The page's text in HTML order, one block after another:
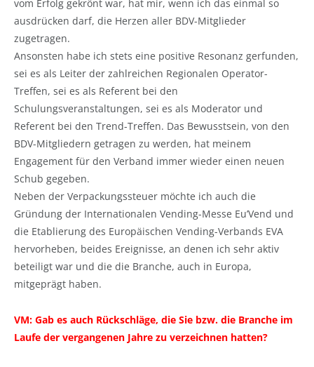
vom Erfolg gekrönt war, hat mir, wenn ich das einmal so
ausdrücken darf, die Herzen aller BDV-Mitglieder
zugetragen.
Ansonsten habe ich stets eine positive Resonanz gerfunden,
sei es als Leiter der zahlreichen Regionalen Operator-
Treffen, sei es als Referent bei den
Schulungsveranstaltungen, sei es als Moderator und
Referent bei den Trend-Treffen. Das Bewusstsein, von den
BDV-Mitgliedern getragen zu werden, hat meinem
Engagement für den Verband immer wieder einen neuen
Schub gegeben.
Neben der Verpackungssteuer möchte ich auch die
Gründung der Internationalen Vending-Messe Eu’Vend und
die Etablierung des Europäischen Vending-Verbands EVA
hervorheben, beides Ereignisse, an denen ich sehr aktiv
beteiligt war und die die Branche, auch in Europa,
mitgeprägt haben.
VM: Gab es auch Rückschläge, die Sie bzw. die Branche im
Laufe der vergangenen Jahre zu verzeichnen hatten?